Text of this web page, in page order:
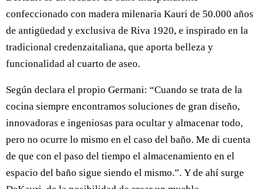
confeccionado con madera milenaria Kauri de 50.000 años
de antigüedad y exclusiva de Riva 1920, e inspirado en la
tradicional credenzaitaliana, que aporta belleza y
funcionalidad al cuarto de aseo.
Según declara el propio Germani: “Cuando se trata de la
cocina siempre encontramos soluciones de gran diseño,
innovadoras e ingeniosas para ocultar y almacenar todo,
pero no ocurre lo mismo en el caso del baño. Me di cuenta
de que con el paso del tiempo el almacenamiento en el
espacio del baño sigue siendo el mismo.”. Y de ahí surge